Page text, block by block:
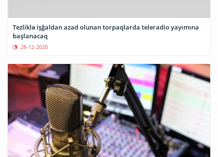
Tezliklə işğaldan azad olunan torpaqlarda teleradio yayımına
başlanacaq
28-12-2020